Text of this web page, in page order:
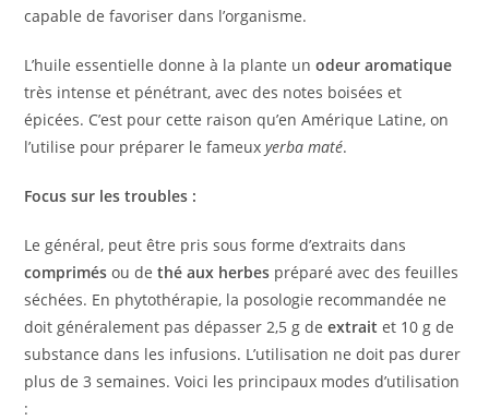
capable de favoriser dans l’organisme.
L’huile essentielle donne à la plante unodeur aromatique
très intense et pénétrant, avec des notes boisées et
épicées. C’est pour cette raison qu’en Amérique Latine, on
l’utilise pour préparer le fameuxyerba maté.
Focus sur les troubles :
Le général, peut être pris sous forme d’extraits dans
comprimés ou dethé aux herbes préparé avec des feuilles
séchées. En phytothérapie, la posologie recommandée ne
doit généralement pas dépasser 2,5 g de extraitet 10 g de
substance dans les infusions. L’utilisation ne doit pas durer
plus de 3 semaines. Voici les principaux modes d’utilisation
: